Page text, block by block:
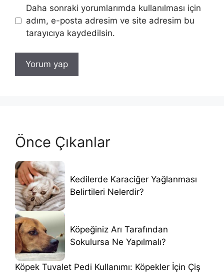
Daha sonraki yorumlarımda kullanılması için
adım, e-posta adresim ve site adresim bu
tarayıcıya kaydedilsin.
Önce Çıkanlar
Kedilerde Karaciğer Yağlanması
Belirtileri Nelerdir?
Köpeğiniz Arı Tarafından
Sokulursa Ne Yapılmalı?
Köpek Tuvalet Pedi Kullanımı: Köpekler İçin Çiş